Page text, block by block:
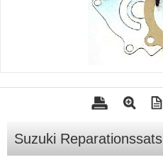
Suzuki - Utombordare
Suzumar - Gummibåtar
Honda - Elverk & Pumpar
Minn Kota - elmotorer
Suzuki